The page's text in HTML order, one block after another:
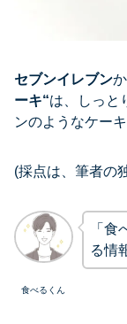
セブンイレブン
ーキ“は、しっと
ンのようなケー
(採点は、筆者の
食べるくん
「
る情